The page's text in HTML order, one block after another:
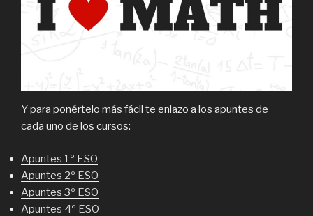
Y para ponértelo más fácil te enlazo a los apuntes de
cada uno de los cursos:
Apuntes 1º ESO
Apuntes 2º ESO
Apuntes 3º ESO
Apuntes 4º ESO